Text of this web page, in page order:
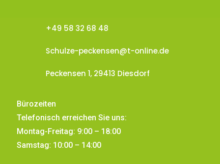
+49 58 32 68 48
Schulze-peckensen@t-online.de
Peckensen 1, 29413 Diesdorf
Bürozeiten
Telefonisch erreichen Sie uns:
Montag-Freitag: 9:00 – 18:00
Samstag: 10:00 – 14:00